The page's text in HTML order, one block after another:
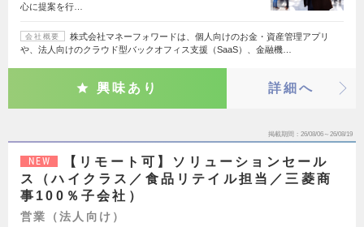
心に提案を行…
会社概要
株式会社マネーフォワードは、個人向けのお金・資産管理アプリ
や、法人向けのクラウド型バックオフィス支援（SaaS）、金融機…
興味あり 詳細へ
掲載期間 26/08/06～26/08/19
NEW
【リモート可】ソリューションセール
ス（ハイクラス／食品リテイル担当／三菱商
事100％子会社）
営業（法人向け）